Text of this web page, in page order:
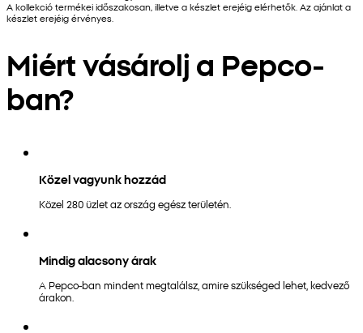
A kollekció termékei időszakosan, illetve a készlet erejéig elérhetők. Az ajánlat a
készlet erejéig érvényes.
Miért vásárolj a Pepco-
ban?
Közel vagyunk hozzád
Közel 280 üzlet az ország egész területén.
Mindig alacsony árak
A Pepco-ban mindent megtalálsz, amire szükséged lehet, kedvező
árakon.